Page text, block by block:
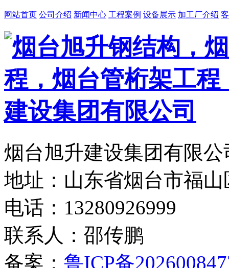
网站首页 公司介绍 新闻中心 工程案例 设备展示 加工厂介绍
烟台旭升建设集团有限
地址：山东省烟台市福
电话：13280926999
联系人：邵传鹏
备案： 鲁ICP备